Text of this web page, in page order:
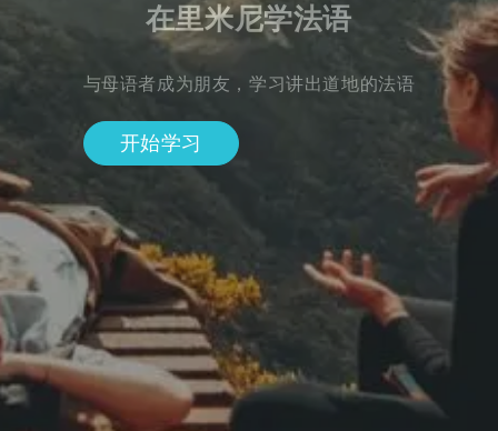
在里米尼学法语
与母语者成为朋友，学习讲出道地的法语
开始学习